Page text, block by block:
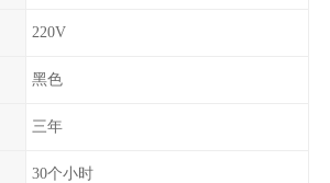
220V
黑色
三年
30个小时